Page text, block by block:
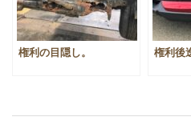
権利の目隠し。 権利後